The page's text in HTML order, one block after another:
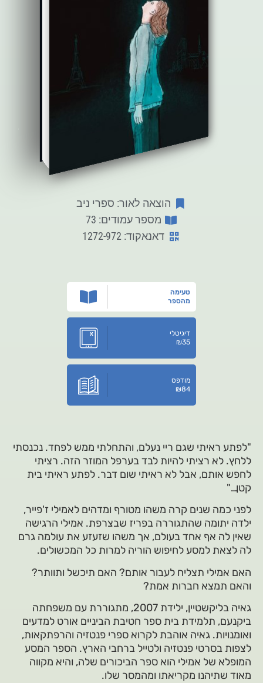
הוצאה לאור: ספרי ניב
מספר עמודים: 73
דאנאקוד: 1272-972
טעימה
מהספר
דיגיטלי
₪35
מודפס
₪84
"לפתע ראיתי שגם ריי נעלם, והתחלתי ממש לפחד. נכנסתי
ללחץ. לא רציתי להיות לבד בערפל המוזר הזה. רציתי
לחפש אותם, אבל לא ראיתי שום דבר. לפתע ראיתי בית
קטן…"
לפני כמה שנים קרה משהו מטורף ומדהים לאמילי ז'פייר,
ילדה יתומה שהתגוררה בפריז שבצרפת. אמילי הרגישה
שאין לה אף אחד בעולם, אך משהו שזעזע את עולמה גרם
לה לצאת למסע לחיפוש הוריה למרות כל המכשולים.
האם אמילי תצליח לעבור אותם? האם תיכשל ותוותר?
והאם תמצא חברות אמת?
גאיה בליקשטיין, ילידת 2007, מתגוררת עם משפחתה
ביקנעם, תלמידת בית ספר חטיבת הביניים אורט למדעים
ואומנויות. גאיה אוהבת לקרוא ספרי פנטזיה והרפתקאות,
לצפות בסרטי פנטזיה ולטייל ברחבי הארץ. הספר המסע
המופלא של אמילי הוא ספר הביכורים שלה, והיא מקווה
מאוד שתיהנו מקריאתו ומהמסר שלו.